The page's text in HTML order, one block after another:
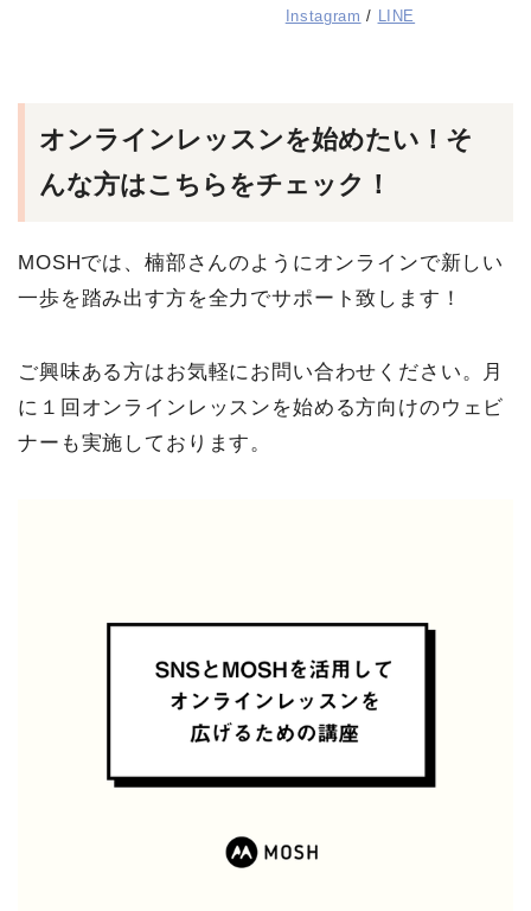
Instagram / LINE
オンラインレッスンを始めたい！そ
んな方はこちらをチェック！
MOSHでは、楠部さんのようにオンラインで新しい
一歩を踏み出す方を全力でサポート致します！
ご興味ある方はお気軽にお問い合わせください。月
に１回オンラインレッスンを始める方向けのウェビ
ナーも実施しております。